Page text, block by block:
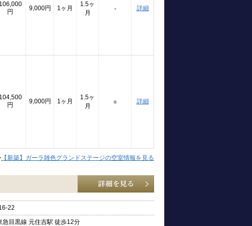
106,000
円
9,000円 1ヶ月
1.5ヶ
月
- 詳細
104,500
円
9,000円 1ヶ月
1.5ヶ
月
○ 詳細
【新築】ガーラ雑色グランドステージの空室情報を見る
22
目黒線 元住吉駅 徒歩12分